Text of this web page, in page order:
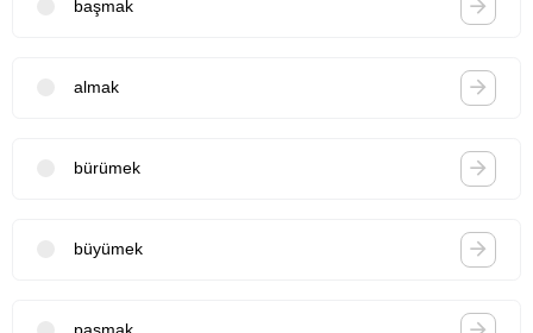
başmak
almak
bürümek
büyümek